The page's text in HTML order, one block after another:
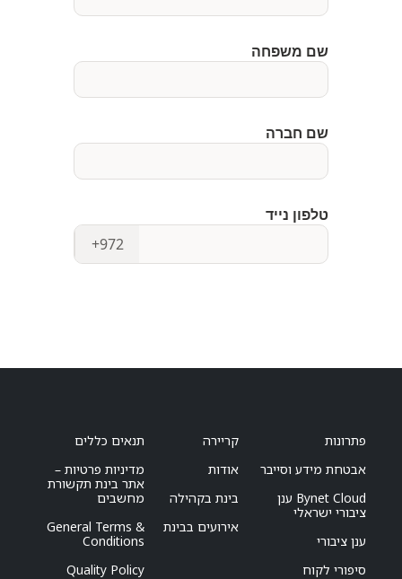
פתרונות
אבטחת מידע וסייבר
Bynet Cloud ענן
ציבורי ישראלי
ענן ציבורי
סיפורי לקוח
קריירה
אודות
בינת בקהילה
אירועים בבינת
תנאים כללים
מדיניות פרטיות –
אתר בינת תקשורת
מחשבים
General Terms &
Conditions
Quality Policy